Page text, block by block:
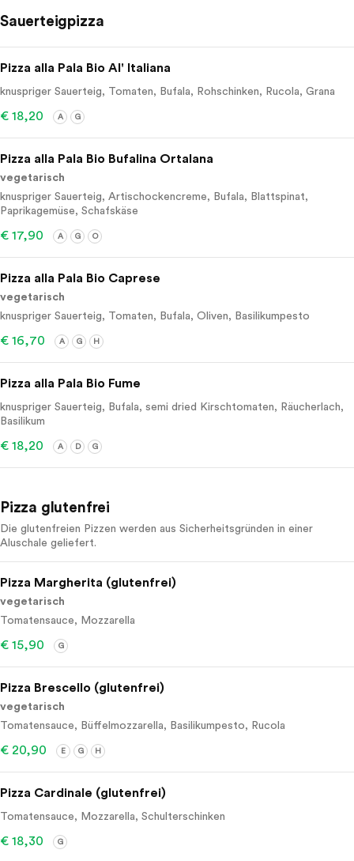
Sauerteigpizza
Pizza alla Pala Bio Al' Italiana
knuspriger Sauerteig, Tomaten, Bufala, Rohschinken, Rucola, Grana
€ 18,20 A G
Pizza alla Pala Bio Bufalina Ortalana
vegetarisch
knuspriger Sauerteig, Artischockencreme, Bufala, Blattspinat,
Paprikagemüse, Schafskäse
€ 17,90 A G O
Pizza alla Pala Bio Caprese
vegetarisch
knuspriger Sauerteig, Tomaten, Bufala, Oliven, Basilikumpesto
€ 16,70 A G H
Pizza alla Pala Bio Fume
knuspriger Sauerteig, Bufala, semi dried Kirschtomaten, Räucherlach,
Basilikum
€ 18,20 A D G
Pizza glutenfrei
Die glutenfreien Pizzen werden aus Sicherheitsgründen in einer
Aluschale geliefert.
Pizza Margherita (glutenfrei)
vegetarisch
Tomatensauce, Mozzarella
€ 15,90 G
Pizza Brescello (glutenfrei)
vegetarisch
Tomatensauce, Büffelmozzarella, Basilikumpesto, Rucola
€ 20,90 E G H
Pizza Cardinale (glutenfrei)
Tomatensauce, Mozzarella, Schulterschinken
€ 18,30 G